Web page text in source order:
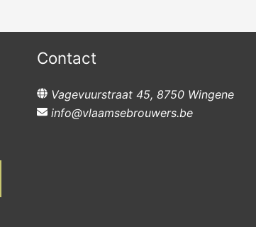
Contact
Vagevuurstraat 45, 8750 Wingene
info@vlaamsebrouwers.be